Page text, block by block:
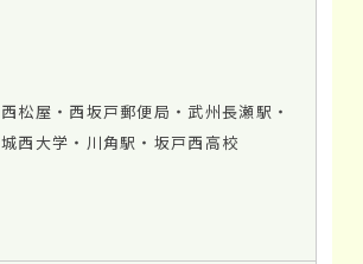
西松屋・西坂戸郵便局・武州長瀬駅・
城西大学・川角駅・坂戸西高校